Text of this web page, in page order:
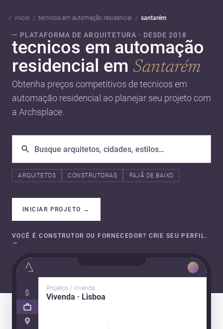
início tecnicos em automação residencial santarém
— PLATAFORMA DE ARQUITETURA · DESDE 2018
tecnicos em automação
residencial em Santarém
Obtenha preços competitivos de tecnicos em
automação residencial ao planejar seu projeto com
a Archsplace.
ARQUITETOS CONSTRUTORAS FAJÃ DE BAIXO
INICIAR PROJETO →
VOCÊ É CONSTRUTOR OU FORNECEDOR? CRIE SEU PERFIL.
→
Projetos / Vivenda
Vivenda · Lisboa